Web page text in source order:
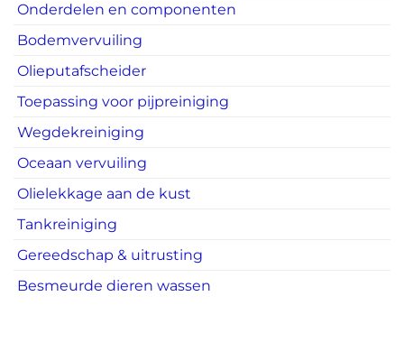
Onderdelen en componenten
Bodemvervuiling
Olieputafscheider
Toepassing voor pijpreiniging
Wegdekreiniging
Oceaan vervuiling
Olielekkage aan de kust
Tankreiniging
Gereedschap & uitrusting
Besmeurde dieren wassen